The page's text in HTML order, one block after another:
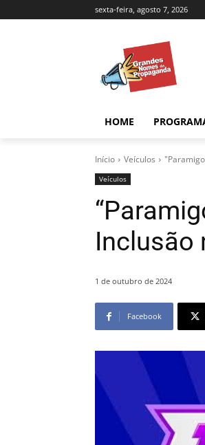
sexta-feira, agosto 7, 2026
HOME
Início Veículos
Veículos
Inclusão
1 de outubro de 2024
Facebook